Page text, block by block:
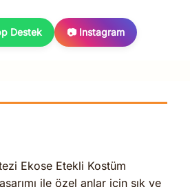
Destek 📷 Instagram
Ekose Etekli Kostüm
ile özel anlar için şık ve